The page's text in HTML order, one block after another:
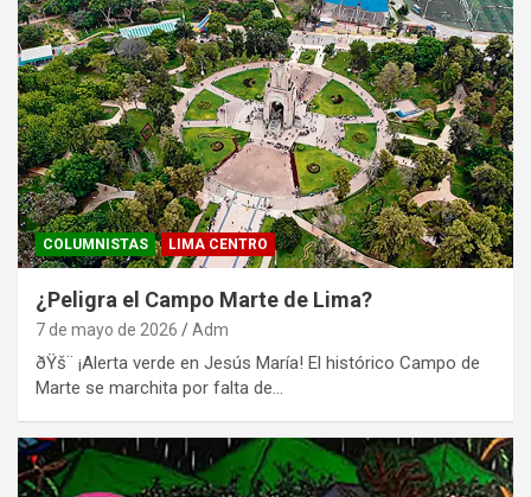
COLUMNISTAS LIMA CENTRO
¿Peligra el Campo Marte de Lima?
7 de mayo de 2026 Adm
ðŸš¨ ¡Alerta verde en Jesús María! El histórico Campo de
Marte se marchita por falta de…